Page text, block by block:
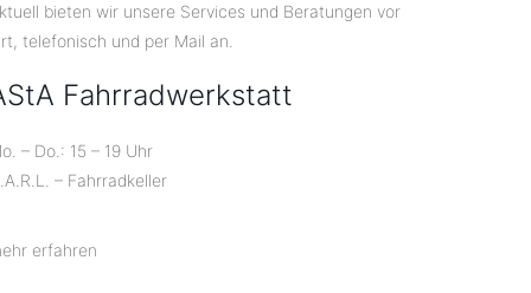
bieten wir unsere Services und Beratungen vor
telefonisch und per Mail an.
Fahrradwerkstatt
– Do.: 15 – 19 Uhr
– Fahrradkeller
erfahren